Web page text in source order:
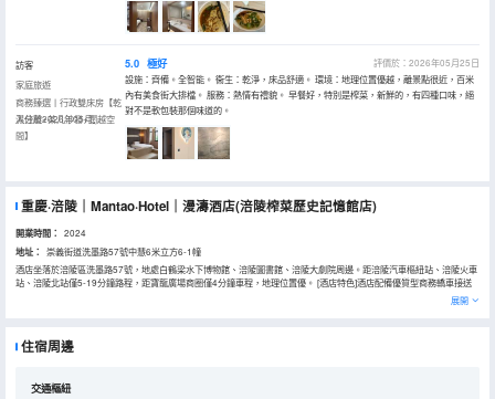
訪客
家庭旅遊
商務臻選丨行政雙床房【乾
濕分離+茶几沙發+闊越空
間】
入住於2026年05月
5.0 極好
評價於：2026年05月25日
設施：齊備。全智能。 衞生：乾淨，床品舒適。 環境：地理位置優越，離景點很近，百米
內有美食街大排檔。 服務：熱情有禮貌。 早餐好，特別是榨菜，新鮮的，有四種口味，絕
對不是軟包裝那個味道的。
重慶·涪陵｜Mantao·Hotel｜漫濤酒店(涪陵榨菜歷史記憶館店)
開業時間： 2024
地址：
崇義街道洗墨路57號中慧6米立方6-1幢
酒店坐落於涪陵區洗墨路57號，地處白鶴梁水下博物館、涪陵圖書館、涪陵大劇院周邊。距涪陵汽車樞紐站、涪陵火車
站、涪陵北站僅5-19分鐘路程，距寶龍廣場商圈僅4分鐘車程，地理位置優。 [酒店特色]酒店配備優質型商務轎車接送
服務、商務會議室、學習會議室、自助洗衣房、中西式自助早餐廳、健身房、自助辦公區、陽光庭院、室內停車場，wifi
覆蓋等。 [服務理念]酒店始終將客戶放在首位，注重提供優質的服務體驗，我們將為您提供優質、便捷、貼心的服務。
展開
住宿周邊
交通樞紐